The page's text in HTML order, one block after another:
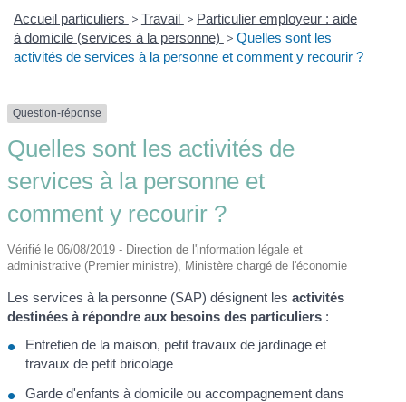
Accueil particuliers > Travail > Particulier employeur : aide
à domicile (services à la personne) > Quelles sont les
activités de services à la personne et comment y recourir ?
Question-réponse
Quelles sont les activités de
services à la personne et
comment y recourir ?
Vérifié le 06/08/2019 - Direction de l'information légale et
administrative (Premier ministre), Ministère chargé de l'économie
Les services à la personne (SAP) désignent lesactivités
destinées à répondre aux besoins des particuliers :
Entretien de la maison, petit travaux de jardinage et
travaux de petit bricolage
Garde d'enfants à domicile ou accompagnement dans